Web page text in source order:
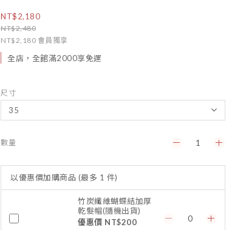
NT$2,180
NT$2,480
NT$2,180 會員獨享
全店，全館滿2000享免運
尺寸
數量
以優惠價加購商品 (最多 1 件)
竹炭纖維蝴蝶結加厚
乾髮帽(隨機出貨)
優惠價 NT$200